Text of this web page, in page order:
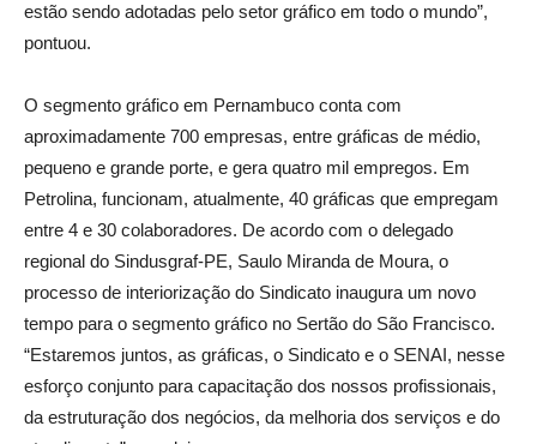
estão sendo adotadas pelo setor gráfico em todo o mundo”,
pontuou.
O segmento gráfico em Pernambuco conta com
aproximadamente 700 empresas, entre gráficas de médio,
pequeno e grande porte, e gera quatro mil empregos. Em
Petrolina, funcionam, atualmente, 40 gráficas que empregam
entre 4 e 30 colaboradores. De acordo com o delegado
regional do Sindusgraf-PE, Saulo Miranda de Moura, o
processo de interiorização do Sindicato inaugura um novo
tempo para o segmento gráfico no Sertão do São Francisco.
“Estaremos juntos, as gráficas, o Sindicato e o SENAI, nesse
esforço conjunto para capacitação dos nossos profissionais,
da estruturação dos negócios, da melhoria dos serviços e do